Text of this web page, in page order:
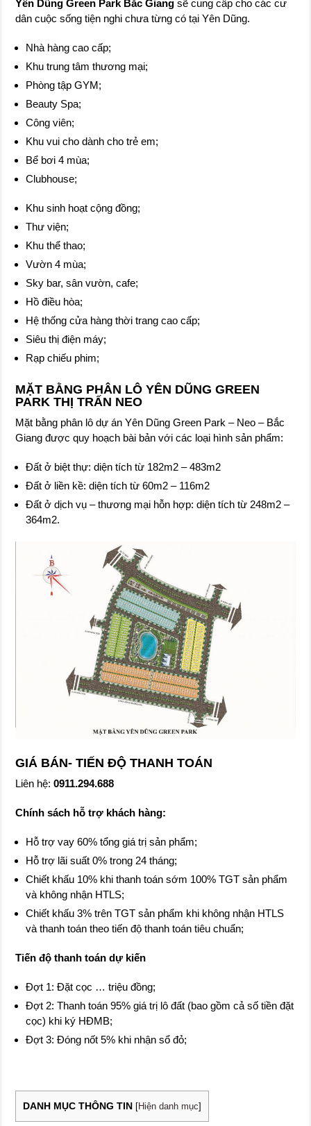
Yên Dũng Green Park Bắc Giang sẽ cung cấp cho các cư
dân cuộc sống tiện nghi chưa từng có tại Yên Dũng.
Nhà hàng cao cấp;
Khu trung tâm thương mại;
Phòng tập GYM;
Beauty Spa;
Công viên;
Khu vui cho dành cho trẻ em;
Bể bơi 4 mùa;
Clubhouse;
Khu sinh hoạt cộng đồng;
Thư viện;
Khu thể thao;
Vườn 4 mùa;
Sky bar, sân vườn, cafe;
Hồ điều hòa;
Hệ thống cửa hàng thời trang cao cấp;
Siêu thị điện máy;
Rạp chiếu phim;
MẶT BẰNG PHÂN LÔ YÊN DŨNG GREEN
PARK THỊ TRẤN NEO
Mặt bằng phân lô dự án Yên Dũng Green Park – Neo – Bắc
Giang được quy hoạch bài bản với các loại hình sản phẩm:
Đất ở biệt thự: diện tích từ 182m2 – 483m2
Đất ở liền kề: diện tích từ 60m2 – 116m2
Đất ở dịch vụ – thương mại hỗn hợp: diện tích từ 248m2 –
364m2.
GIÁ BÁN- TIẾN ĐỘ THANH TOÁN
Liên hệ:0911.294.688
Chính sách hỗ trợ khách hàng:
Hỗ trợ vay 60% tổng giá trị sản phẩm;
Hỗ trợ lãi suất 0% trong 24 tháng;
Chiết khấu 10% khi thanh toán sớm 100% TGT sản phẩm
và không nhận HTLS;
Chiết khấu 3% trên TGT sản phẩm khi không nhận HTLS
và thanh toán theo tiến độ thanh toán tiêu chuẩn;
Tiến độ thanh toán dự kiến
Đợt 1: Đặt cọc … triệu đồng;
Đợt 2: Thanh toán 95% giá trị lô đất (bao gồm cả số tiền đặt
cọc) khi ký HĐMB;
Đợt 3: Đóng nốt 5% khi nhận sổ đỏ;
DANH MỤC THÔNG TIN [Hiện danh mục]